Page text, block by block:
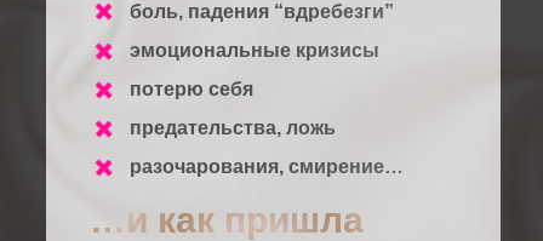
…и как пришла
боль, падения “вдребезги”
эмоциональные кризисы
потерю себя
предательства, ложь
разочарования, смирение…